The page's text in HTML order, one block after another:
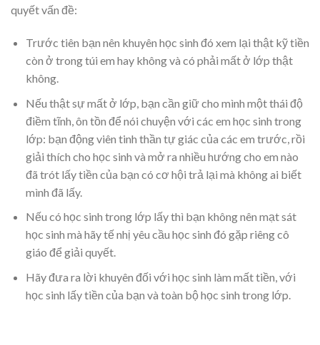
quyết vấn đề:
Trước tiên bạn nên khuyên học sinh đó xem lại thật kỹ tiền
còn ở trong túi em hay không và có phải mất ở lớp thật
không.
Nếu thật sự mất ở lớp, bạn cần giữ cho mình một thái độ
điềm tĩnh, ôn tồn để nói chuyện với các em học sinh trong
lớp: bạn động viên tinh thần tự giác của các em trước, rồi
giải thích cho học sinh và mở ra nhiều hướng cho em nào
đã trót lấy tiền của bạn có cơ hội trả lại mà không ai biết
mình đã lấy.
Nếu có học sinh trong lớp lấy thì bạn không nên mạt sát
học sinh mà hãy tế nhị yêu cầu học sinh đó gặp riêng cô
giáo để giải quyết.
Hãy đưa ra lời khuyên đối với học sinh làm mất tiền, với
học sinh lấy tiền của bạn và toàn bộ học sinh trong lớp.